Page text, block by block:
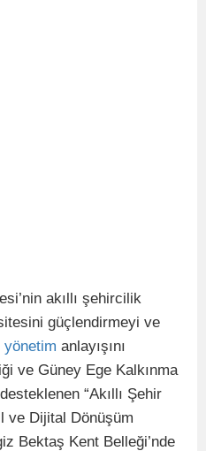
akıllı şehircilik
güçlendirmeyi ve
yönetim anlayışını
ve Güney Ege Kalkınma
“Akıllı Şehir
ve Dijital Dönüşüm
Bektaş Kent Belleği’nde